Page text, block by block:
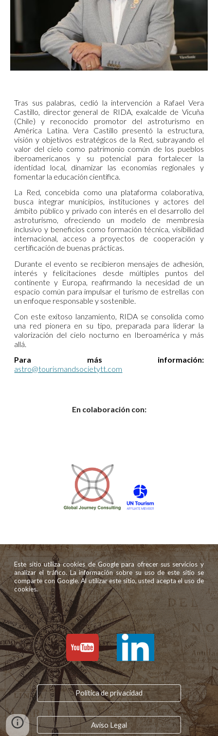
Tras sus palabras, cedió la intervención a Rafael Vera
Castillo, director general de RIDA, exalcalde de Vicuña
(Chile) y reconocido promotor del astroturismo en
América Latina. Vera Castillo presentó la estructura,
visión y objetivos estratégicos de la Red, subrayando el
valor del cielo como patrimonio común de los pueblos
iberoamericanos y su potencial para fortalecer la
identidad local, dinamizar las economías regionales y
fomentar la educación científica.
La Red, concebida como una plataforma colaborativa,
busca integrar municipios, instituciones y actores del
ámbito público y privado con interés en el desarrollo del
astroturismo, ofreciendo un modelo de membresía
inclusivo y beneficios como formación técnica, visibilidad
internacional, acceso a proyectos de cooperación y
certificación de buenas prácticas.
Durante el evento se recibieron mensajes de adhesión,
interés y felicitaciones desde múltiples puntos del
continente y Europa, reafirmando la necesidad de un
espacio común para impulsar el turismo de estrellas con
un enfoque responsable y sostenible.
Con este exitoso lanzamiento, RIDA se consolida como
una red pionera en su tipo, preparada para liderar la
valorización del cielo nocturno en Iberoamérica y más
allá.
Para más información:
astro@tourismandsocietytt.com
En colaboración con:
Este sitio utiliza cookies de Google para ofrecer sus servicios y
analizar el tráfico. La información sobre su uso de este sitio se
comparte con Google. Al utilizar este sitio, usted acepta el uso de
cookies.
Política de privacidad
Aviso Legal